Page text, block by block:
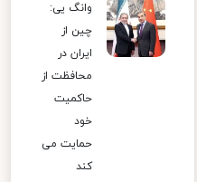
وانگ یی:
چین از
ایران در
محافظت از
حاکمیت
خود
حمایت می
کند